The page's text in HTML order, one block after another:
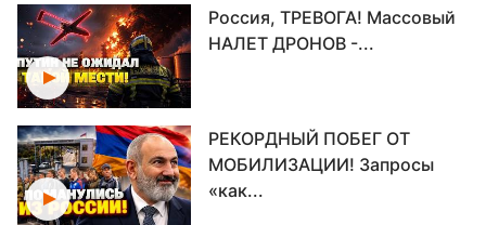
Россия, ТРЕВОГА! Массовый
НАЛЕТ ДРОНОВ -...
РЕКОРДНЫЙ ПОБЕГ ОТ
МОБИЛИЗАЦИИ! Запросы
«как...